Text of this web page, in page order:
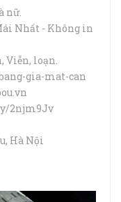
nữ.
Nhất - Không in
Viễn, loạn.
gia-mat-can
2njm9Jv
Hà Nội